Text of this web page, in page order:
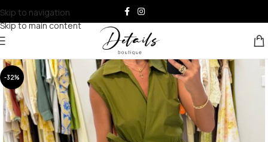
Skip to navigation
Skip to main content
-32%